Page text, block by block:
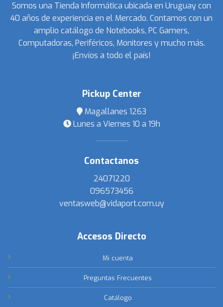
Somos una Tienda Informática ubicada en Uruguay con
40 años de experiencia en el Mercado. Contamos con un
amplio catálogo de Notebooks, PC Gamers,
Computadoras, Periféricos, Monitores y mucho más.
¡Envíos a todo el país!
Pickup Center
Magallanes 1263
Lunes a Viernes 10 a 19h
Contactanos
24071220
096573456
ventasweb@vidaport.com.uy
Accesos Directo
Mi cuenta
Preguntas Frecuentes
Catálogo